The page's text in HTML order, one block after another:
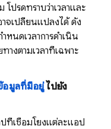
โปรดทราบว่าเวลาและ
าจเปลี่ยนแปลงได้ ดัง
หนดเวลาการดำเนิน
างตามเวลาที่เฉพาะ
อมูลที่มีอยู่ไปยัง
ที่เชื่อมโยงแต่ละแอป